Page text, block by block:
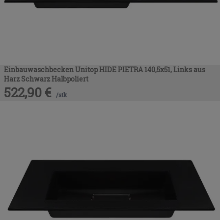
Einbauwaschbecken Unitop HIDE PIETRA 140,5x51, Links aus
Harz Schwarz Halbpoliert
522,90 € /stk